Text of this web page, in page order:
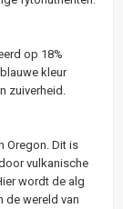
op 18%
kleur
zuiverheid.
Oregon. Dit is
vulkanische
wordt de alg
de wereld van